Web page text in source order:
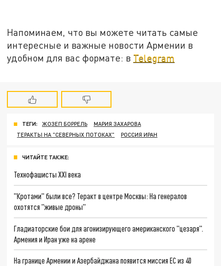
Напоминаем, что вы можете читать самые
интересные и важные новости Армении в
удобном для вас формате: в Telegram
ТЕГИ: ЖОЗЕП БОРРЕЛЬ
МАРИЯ ЗАХАРОВА
ТЕРАКТЫ НА "СЕВЕРНЫХ ПОТОКАХ"
РОССИЯ ИРАН
ЧИТАЙТЕ ТАКЖЕ:
Технофашисты XXI века
"Кротами" были все? Теракт в центре Москвы: На генералов
охотятся "живые дроны"
Гладиаторские бои для агонизирующего американского "цезаря".
Армения и Иран уже на арене
На границе Армении и Азербайджана появится миссия ЕС из 40